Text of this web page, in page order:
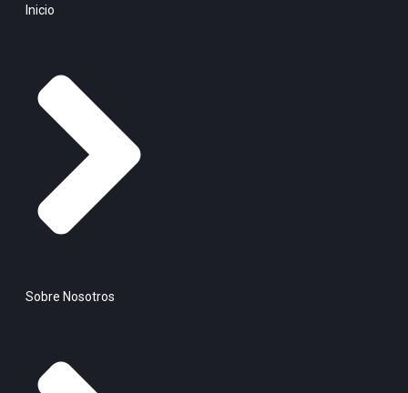
Inicio
Sobre Nosotros